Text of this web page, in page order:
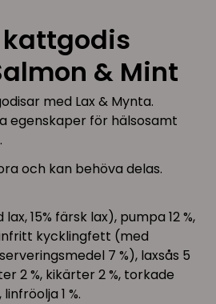
& Mint
med Lax & Mynta.
egenskaper för hälsosamt
och kan behöva delas.
15% färsk lax), pumpa 12 %,
kycklingfett (med
7 %), laxsås 5
2 %, kikärter 2 %, torkade
1 %.